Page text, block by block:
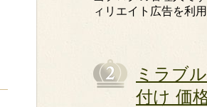
ィリエイト広告を利
ミラブ
付け 価